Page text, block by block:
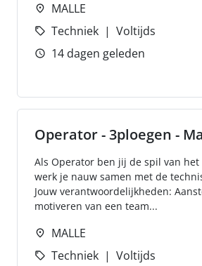
MALLE
Techniek
Voltijds
14 dagen geleden
Operator - 3ploegen -
Als Operator ben jij de spil van
werk je nauw samen met de
Jouw verantwoordelijkheden:
motiveren van een team...
MALLE
Techniek
Voltijds